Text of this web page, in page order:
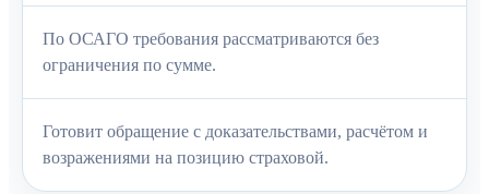
По ОСАГО требования рассматриваются без
ограничения по сумме.
Готовит обращение с доказательствами, расчётом и
возражениями на позицию страховой.